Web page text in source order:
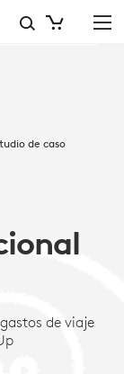
de caso
de viaje